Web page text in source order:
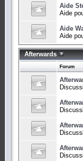
Aide
Aide
Aide
Aide
Afterwards
Forum